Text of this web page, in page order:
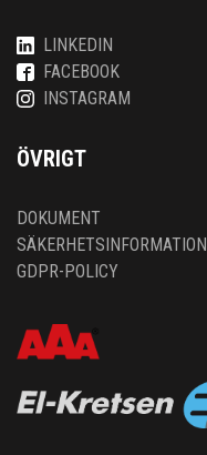
LINKEDIN
FACEBOOK
INSTAGRAM
ÖVRIGT
DOKUMENT
SÄKERHETSINFORMATION
GDPR-POLICY